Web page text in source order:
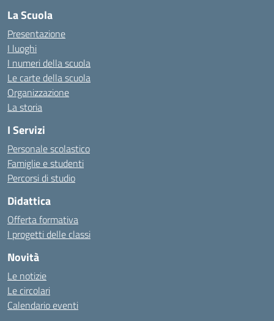
La Scuola
Presentazione
I luoghi
I numeri della scuola
Le carte della scuola
Organizzazione
La storia
I Servizi
Personale scolastico
Famiglie e studenti
Percorsi di studio
Didattica
Offerta formativa
I progetti delle classi
Novità
Le notizie
Le circolari
Calendario eventi